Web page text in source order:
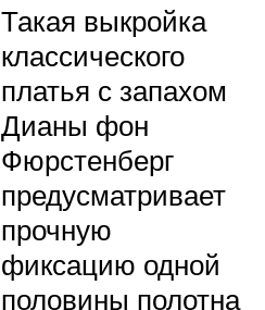
Такая выкройка
классического
платья с запахом
Дианы фон
Фюрстенберг
предусматривает
прочную
фиксацию одной
половины полотна